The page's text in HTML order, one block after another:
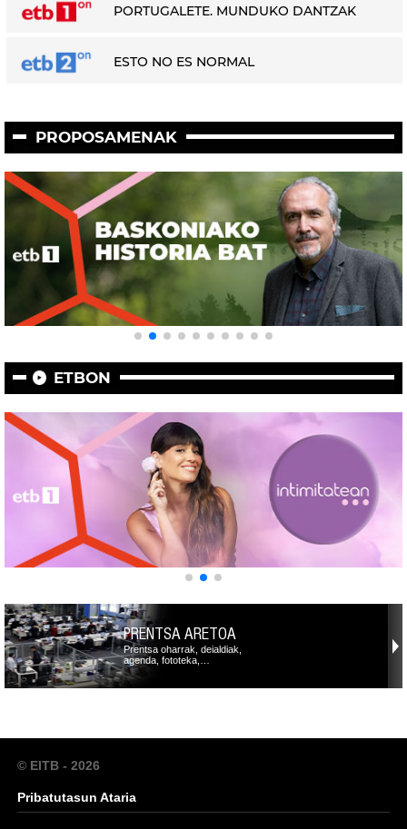
PORTUGALETE. MUNDUKO DANTZAK
ESTO NO ES NORMAL
PROPOSAMENAK
ETBON
PRENTSA ARETOA
Prentsa oharrak, deialdiak,
agenda, fototeka,…
© EITB - 2026
Pribatutasun Ataria